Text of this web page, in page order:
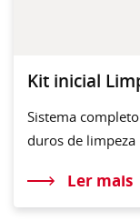
Kit inicial
Sistema
duros de limpeza
Ler mais